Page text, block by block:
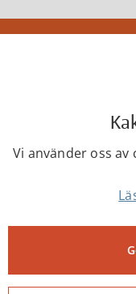
Telefon: 0504-
E-post:
0007:2120001660
Vi använder oss